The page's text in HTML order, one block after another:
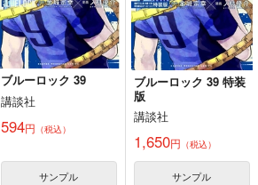
くに育てちぎ育て
yudetako
5年生現パロアンソロ
ジー
TOYBOX
1,100円（税込）
ブルーロック 39
講談社
594円 （税込）
サンプル
ブルーロック 39 特装
版
講談社
1,650円 （税込）
サンプル